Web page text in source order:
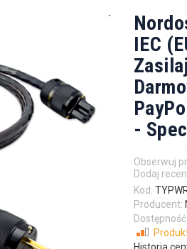
IEC
-
Obserwuj
Dodaj
Kod:
Producent:
Dostępność: